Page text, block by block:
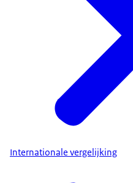
Internationale vergelijking